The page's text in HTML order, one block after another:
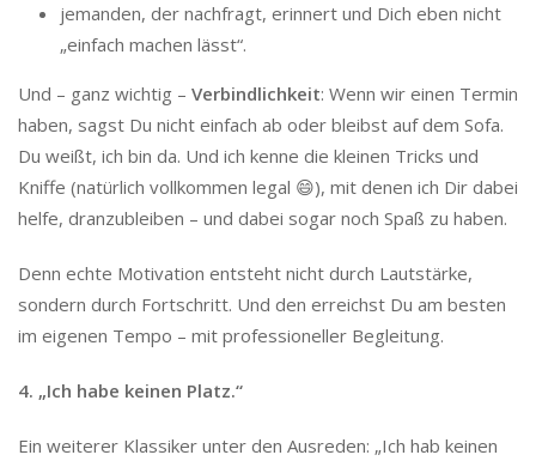
jemanden, der nachfragt, erinnert und Dich eben nicht
„einfach machen lässt“.
Und – ganz wichtig – Verbindlichkeit: Wenn wir einen Termin
haben, sagst Du nicht einfach ab oder bleibst auf dem Sofa.
Du weißt, ich bin da. Und ich kenne die kleinen Tricks und
Kniffe (natürlich vollkommen legal 😄), mit denen ich Dir dabei
helfe, dranzubleiben – und dabei sogar noch Spaß zu haben.
Denn echte Motivation entsteht nicht durch Lautstärke,
sondern durch Fortschritt. Und den erreichst Du am besten
im eigenen Tempo – mit professioneller Begleitung.
4. „Ich habe keinen Platz.“
Ein weiterer Klassiker unter den Ausreden: „Ich hab keinen